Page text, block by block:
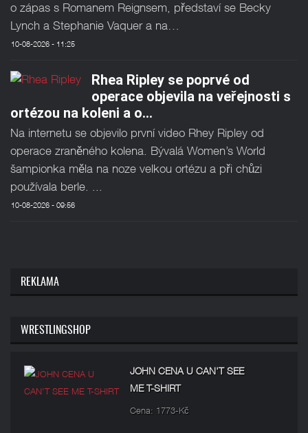
o zápas s Romanem Reignsem, představí se Becky
Lynch a Stephanie Vaquer a na…
10-08-2026 - 11:25
Rhea Ripley se poprvé od
operace objevila na veřejnosti s
ortézou na koleni a o…
Na internetu se objevilo první video Rhey Ripley od
operace zraněného kolena. Bývalá Women’s World
šampionka měla na noze velkou ortézu a při chůzi
používala berle. ...
10-08-2026 - 09:56
REKLAMA
WRESTLINGSHOP
JOHN CENA U CAN'T SEE
ME T-SHIRT
Cena: 1773-Kč